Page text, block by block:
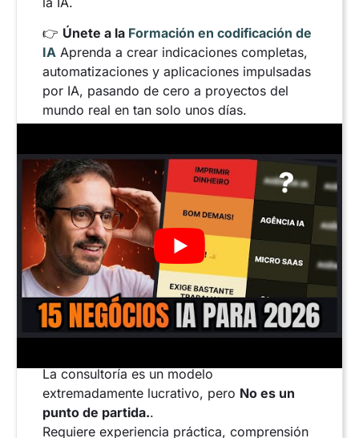
👉 Únete a la Formación en codificación de
IA Aprenda a crear indicaciones completas,
automatizaciones y aplicaciones impulsadas
por IA, pasando de cero a proyectos del
mundo real en tan solo unos días.
Consultoría de IA para
empresas
La consultoría es un modelo
extremadamente lucrativo, pero No es un
punto de partida..
Requiere experiencia práctica, comprensión